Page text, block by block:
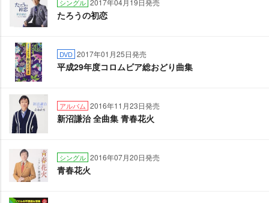
シングル 2017年04月19日発売
たろうの初恋
DVD 2017年01月25日発売
平成29年度コロムビア総おどり曲集
アルバム 2016年11月23日発売
新沼謙治 全曲集 青春花火
シングル 2016年07月20日発売
青春花火